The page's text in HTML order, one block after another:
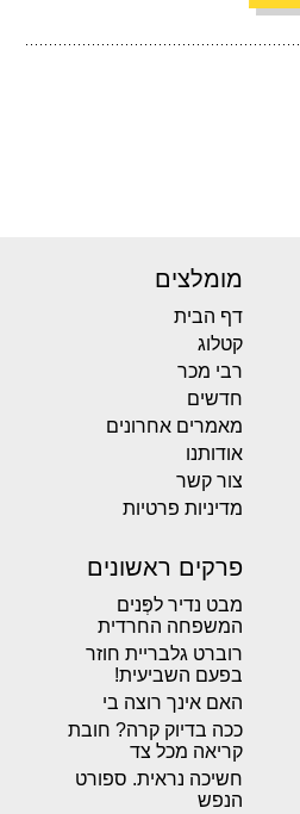
מומלצים
דף הבית
קטלוג
רבי מכר
חדשים
מאמרים אחרונים
אודותנו
צור קשר
מדיניות פרטיות
פרקים ראשונים
מבט נדיר לפְּנים
המשפחה החרדית
רוברט גלבריית חוזר
בפעם השביעית!
האם אינך רוצה בי
ככה בדיוק קרה? חובת
קריאה מכל צד
חשיכה נראית. ספורט
הנפש